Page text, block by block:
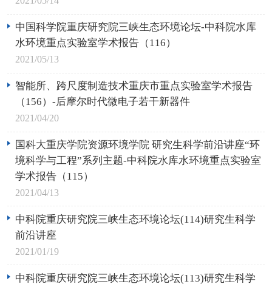
中国科学院重庆研究院三峡生态环境论坛-中科院水库
水环境重点实验室学术报告（116）
2021/05/13
智能所、跨尺度制造技术重庆市重点实验室学术报告
（156）-后摩尔时代微电子若干新器件
2021/04/20
国科大重庆学院资源环境学院 研究生科学前沿讲座“环
境科学与工程”系列主题-中科院水库水环境重点实验室
学术报告（115）
2021/04/13
中科院重庆研究院三峡生态环境论坛(114)研究生科学
前沿讲座
2021/01/19
中科院重庆研究院三峡生态环境论坛(113)研究生科学